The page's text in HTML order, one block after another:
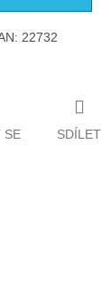
22732
SE SDÍLET